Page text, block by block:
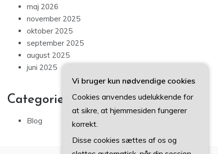
maj 2026
november 2025
oktober 2025
september 2025
august 2025
juni 2025
Categories
Blog
Vi bruger kun nødvendige cookies
Cookies anvendes udelukkende for
at sikre, at hjemmesiden fungerer
korrekt.
Disse cookies sættes af os og